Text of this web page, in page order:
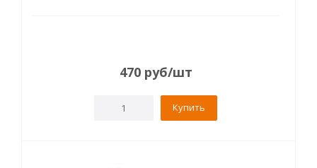
470 руб/шт
Купить